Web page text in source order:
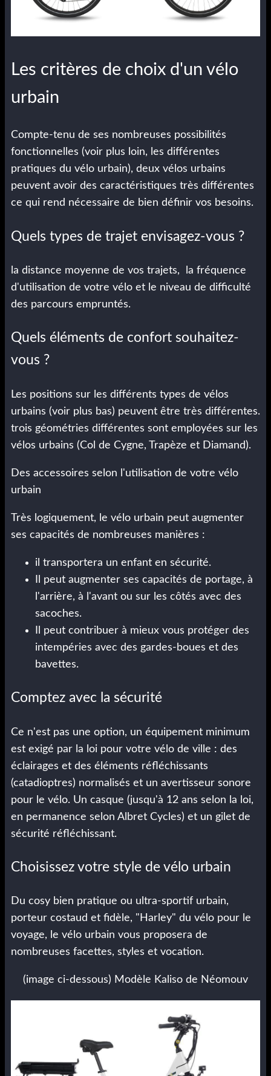
Les critères de choix d'un vélo
urbain
Compte-tenu de ses nombreuses possibilités
fonctionnelles (voir plus loin, les différentes
pratiques du vélo urbain), deux vélos urbains
peuvent avoir des caractéristiques très différentes
ce qui rend nécessaire de bien définir vos besoins.
Quels types de trajet envisagez-vous ?
la distance moyenne de vos trajets, la fréquence
d'utilisation de votre vélo et le niveau de difficulté
des parcours empruntés.
Quels éléments de confort souhaitez-
vous ?
Les positions sur les différents types de vélos
urbains (voir plus bas) peuvent être très différentes.
trois géométries différentes sont employées sur les
vélos urbains (Col de Cygne, Trapèze et Diamand).
Des accessoires selon l'utilisation de votre vélo
urbain
Très logiquement, le vélo urbain peut augmenter
ses capacités de nombreuses manières :
il transportera un enfant en sécurité.
Il peut augmenter ses capacités de portage, à
l'arrière, à l'avant ou sur les côtés avec des
sacoches.
Il peut contribuer à mieux vous protéger des
intempéries avec des gardes-boues et des
bavettes.
Comptez avec la sécurité
Ce n'est pas une option, un équipement minimum
est exigé par la loi pour votre vélo de ville : des
éclairages et des éléments réfléchissants
(catadioptres) normalisés et un avertisseur sonore
pour le vélo. Un casque (jusqu'à 12 ans selon la loi,
en permanence selon Albret Cycles) et un gilet de
sécurité réfléchissant.
Choisissez votre style de vélo urbain
Du cosy bien pratique ou ultra-sportif urbain,
porteur costaud et fidèle, "Harley" du vélo pour le
voyage, le vélo urbain vous proposera de
nombreuses facettes, styles et vocation.
(image ci-dessous) Modèle Kaliso de Néomouv